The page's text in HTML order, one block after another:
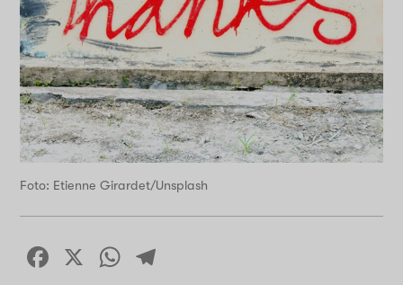
Foto: Etienne Girardet/Unsplash
Facebook
X WhatsApp